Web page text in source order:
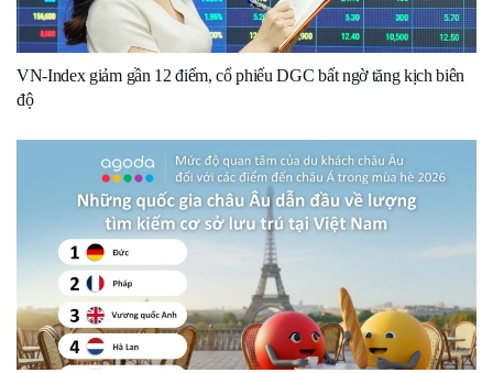
VN-Index giảm gần 12 điểm, cổ phiếu DGC bất ngờ tăng kịch biên
độ